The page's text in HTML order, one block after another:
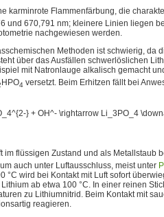
karminrote Flammenfärbung, die
und 670,791 nm; kleinere Linien liegen
nachgewiesen werden.
Methoden ist schwierig, da
über das Ausfällen schwerlöslichen
mit Natronlauge alkalisch gemacht
HPO4 versetzt. Beim Erhitzen fällt bei
im flüssigen Zustand und als Metallstaub
auch unter Luftausschluss, meist unter
°C wird bei Kontakt mit Luft sofort
ab etwa 100 °C. In einer reinen
zu Lithiumnitrid. Beim Kontakt mit
reagieren.